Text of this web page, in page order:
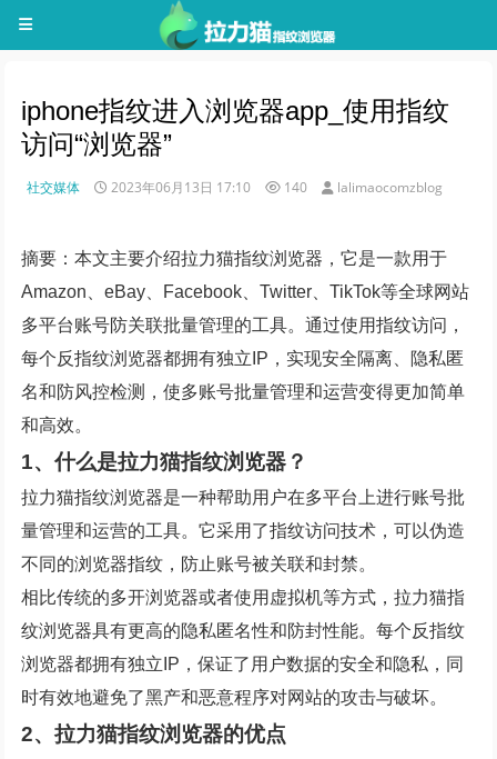
iphone指纹进入浏览器app_使用指纹
访问“浏览器”
社交媒体 2023年06月13日 17:10 140 lalimaocomzblog
摘要：本文主要介绍拉力猫指纹浏览器，它是一款用于
Amazon、eBay、Facebook、Twitter、TikTok等全球网站
多平台账号防关联批量管理的工具。通过使用指纹访问，
每个反指纹浏览器都拥有独立IP，实现安全隔离、隐私匿
名和防风控检测，使多账号批量管理和运营变得更加简单
和高效。
1、什么是拉力猫指纹浏览器？
拉力猫指纹浏览器是一种帮助用户在多平台上进行账号批
量管理和运营的工具。它采用了指纹访问技术，可以伪造
不同的浏览器指纹，防止账号被关联和封禁。
相比传统的多开浏览器或者使用虚拟机等方式，拉力猫指
纹浏览器具有更高的隐私匿名性和防封性能。每个反指纹
浏览器都拥有独立IP，保证了用户数据的安全和隐私，同
时有效地避免了黑产和恶意程序对网站的攻击与破坏。
2、拉力猫指纹浏览器的优点